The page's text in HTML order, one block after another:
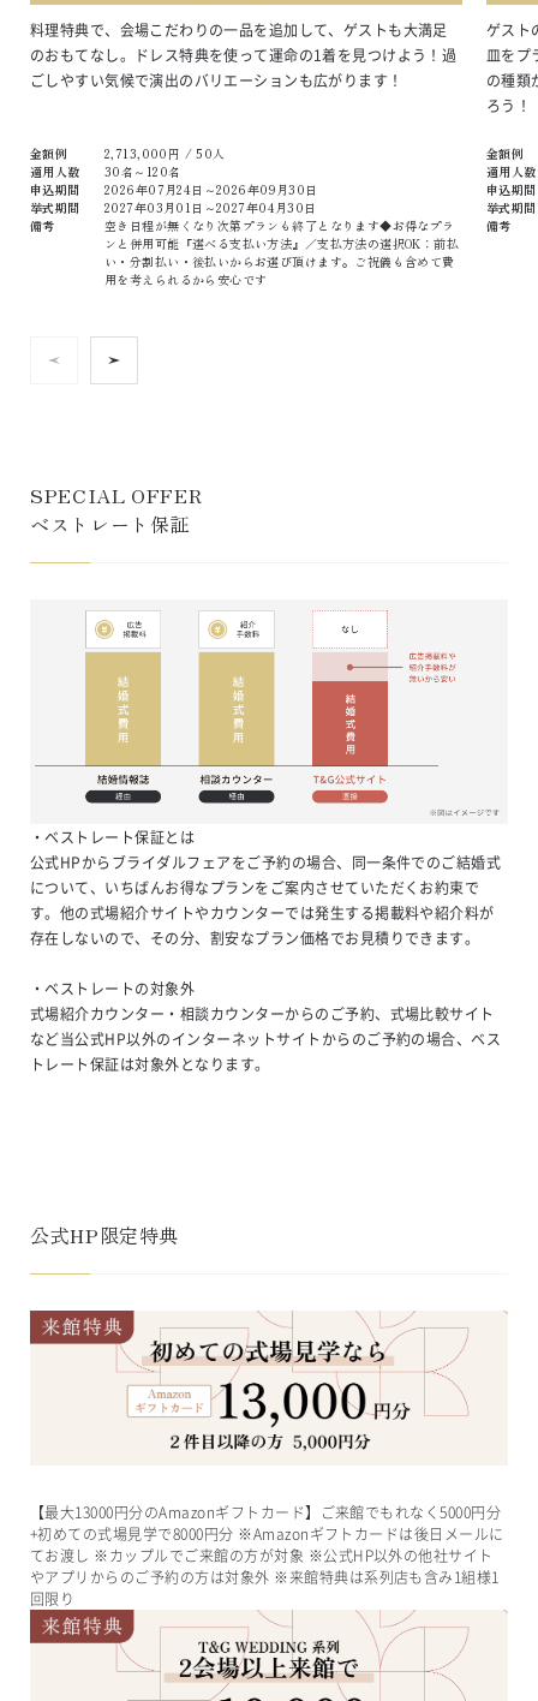
料理特典で、会場こだわりの一品を追加して、ゲストも大満足
のおもてなし。ドレス特典を使って運命の1着を見つけよう！過
ごしやすい気候で演出のバリエーションも広がります！
金額例 2,713,000 円 /50人
適用人数
30名～120名
申込期間
2026年07月24日～2026年09月30日
挙式期間
2027年03月01日～2027年04月30日
備考
空き日程が無くなり次第プランも終了となります◆お得なプラ
ンと併用可能『選べる支払い方法』／支払方法の選択OK：前払
い・分割払い・後払いからお選び頂けます。ご祝儀も含めて費
用を考えられるから安心です
ゲスト
皿をプ
の種類
ろう！
金額例
適用人数
申込期間
挙式期間
備考
SPECIAL OFFER
ベストレート保証
・ベストレート保証とは
公式HPからブライダルフェアをご予約の場合、同一条件でのご結婚式
について、いちばんお得なプランをご案内させていただくお約束で
す。他の式場紹介サイトやカウンターでは発生する掲載料や紹介料が
存在しないので、その分、割安なプラン価格でお見積りできます。
・ベストレートの対象外
式場紹介カウンター・相談カウンターからのご予約、式場比較サイト
など当公式HP以外のインターネットサイトからのご予約の場合、ベス
トレート保証は対象外となります。
公式HP限定特典
【最大13000円分のAmazonギフトカード】ご来館でもれなく5000円分
+初めての式場見学で8000円分 ※Amazonギフトカードは後日メールに
てお渡し ※カップルでご来館の方が対象 ※公式HP以外の他社サイト
やアプリからのご予約の方は対象外 ※来館特典は系列店も含み1組様1
回限り